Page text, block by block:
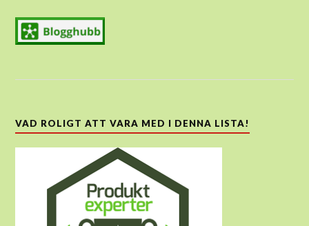
VAD ROLIGT ATT VARA MED I DENNA LISTA!